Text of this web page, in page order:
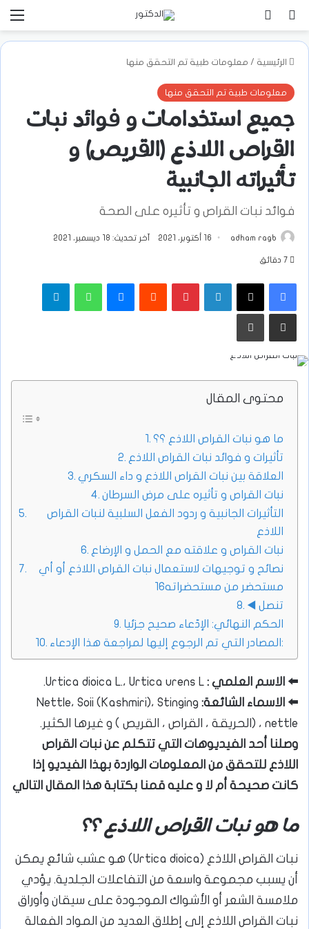
بحث عن
الرئيسية / معلومات طبية تم التحقق منها
معلومات طبية تم التحقق منها
جميع استخدامات و فوائد نبات
القراص اللاذع (القريص) و
تأثيراته الجانبية
فوائد نبات القراص و تأثيره على الصحة
adham ragb 16 أكتوبر، 2021 آخر تحديث: 18 ديسمبر، 2021
فيسبوك
‫X لينكدإن بينتيريست ماسنجر واتساب تيلقرام
مشاركة عبر البريد طباعة
محتوى المقال
ما هو نبات القراص اللاذع ؟؟
تأثيرات و فوائد نبات القراص اللاذع
العلاقة بين نبات القراص اللاذع و داء السكري
نبات القراص و تأثيره على مرض السرطان
التأثيرات الجانبية و ردود الفعل السلبية لنبات القراص
اللاذع
نبات القراص و علاقته مع الحمل و الإرضاع
نصائح و توجيهات لاستعمال نبات القراص اللاذع أو أي
مستحضر من مستحضراته16
◀️ تنصل
الحكم النهائي: الإدّعاء صحيح جزئيا
المصادر التي تم الرجوع إليها لمراجعة هذا الإدعاء:
⬅️ الاسم العلمي :
⬅️ الاسماء الشائعة: Nettle، Soii (Kashmiri)، Stinging
nettle ، (الحريقة ، القراص ، القريص ) و غيرها الكثير.
وصلنا أحد الفيديوهات التي تتكلم عن نبات القراص
اللاذع للتحقق من المعلومات الواردة بهذا الفيديو إذا
كانت صحيحة أم لا و عليه قمنا بكتابة هذا المقال التالي
ما هو نبات القراص اللاذع ؟؟
نبات القراص اللاذع (Urtica dioica) هو عشب شائع يمكن
أن يسبب مجموعة واسعة من التفاعلات الجلدية. يؤدي
ملامسة الشعر أو الأشواك الموجودة على سيقان وأوراق
نبات القراص اللاذع إلى إطلاق العديد من المواد الفعالة